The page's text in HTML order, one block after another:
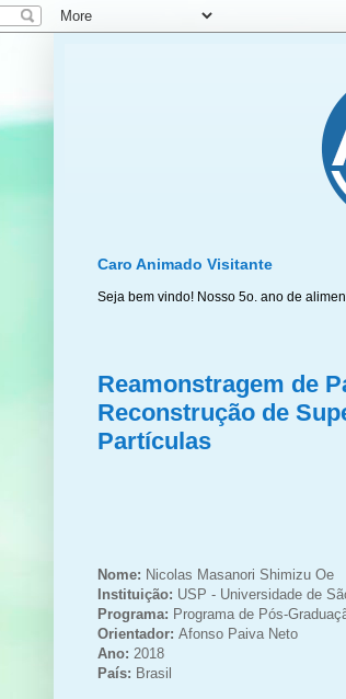
Caro Animado Visitante
Seja bem vindo! Nosso 5o. ano de
Reamonstragem de
Reconstrução de
Partículas
Nome: Nicolas Masanori Shimizu Oe
Instituição: USP - Universidade de
Programa: Programa de Pós-
Orientador: Afonso Paiva Neto
Ano: 2018
País: Brasil